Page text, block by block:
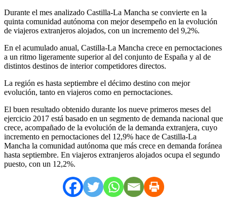
Durante el mes analizado Castilla-La Mancha se convierte en la
quinta comunidad autónoma con mejor desempeño en la evolución
de viajeros extranjeros alojados, con un incremento del 9,2%.
En el acumulado anual, Castilla-La Mancha crece en pernoctaciones
a un ritmo ligeramente superior al del conjunto de España y al de
distintos destinos de interior competidores directos.
La región es hasta septiembre el décimo destino con mejor
evolución, tanto en viajeros como en pernoctaciones.
El buen resultado obtenido durante los nueve primeros meses del
ejercicio 2017 está basado en un segmento de demanda nacional que
crece, acompañado de la evolución de la demanda extranjera, cuyo
incremento en pernoctaciones del 12,9% hace de Castilla-La
Mancha la comunidad autónoma que más crece en demanda foránea
hasta septiembre. En viajeros extranjeros alojados ocupa el segundo
puesto, con un 12,2%.